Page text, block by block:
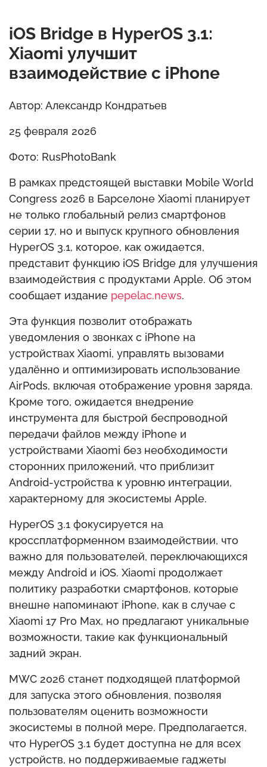
iOS Bridge в HyperOS 3.1:
Xiaomi улучшит
взаимодействие с iPhone
Автор: Александр Кондратьев
25 февраля 2026
Фото: RusPhotoBank
В рамках предстоящей выставки Mobile World
Congress 2026 в Барселоне Xiaomi планирует
не только глобальный релиз смартфонов
серии 17, но и выпуск крупного обновления
HyperOS 3.1, которое, как ожидается,
представит функцию iOS Bridge для улучшения
взаимодействия с продуктами Apple. Об этом
сообщает издание pepelac.news.
Эта функция позволит отображать
уведомления о звонках с iPhone на
устройствах Xiaomi, управлять вызовами
удалённо и оптимизировать использование
AirPods, включая отображение уровня заряда.
Кроме того, ожидается внедрение
инструмента для быстрой беспроводной
передачи файлов между iPhone и
устройствами Xiaomi без необходимости
сторонних приложений, что приблизит
Android-устройства к уровню интеграции,
характерному для экосистемы Apple.
HyperOS 3.1 фокусируется на
кроссплатформенном взаимодействии, что
важно для пользователей, переключающихся
между Android и iOS. Xiaomi продолжает
политику разработки смартфонов, которые
внешне напоминают iPhone, как в случае с
Xiaomi 17 Pro Max, но предлагают уникальные
возможности, такие как функциональный
задний экран.
MWC 2026 станет подходящей платформой
для запуска этого обновления, позволяя
пользователям оценить возможности
экосистемы в полной мере. Предполагается,
что HyperOS 3.1 будет доступна не для всех
устройств, но поддерживаемые гаджеты